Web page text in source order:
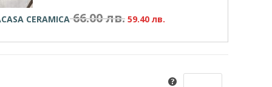
CERAMICA66.00лв. 59.40 лв.